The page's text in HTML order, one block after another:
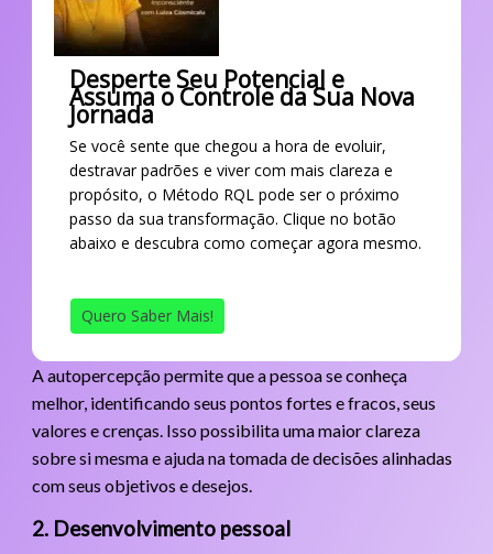
Desperte Seu Potencial e
Assuma o Controle da Sua Nova
Jornada
Se você sente que chegou a hora de evoluir,
destravar padrões e viver com mais clareza e
propósito, o Método RQL pode ser o próximo
passo da sua transformação. Clique no botão
abaixo e descubra como começar agora mesmo.
Quero Saber Mais!
A autopercepção permite que a pessoa se conheça
melhor, identificando seus pontos fortes e fracos, seus
valores e crenças. Isso possibilita uma maior clareza
sobre si mesma e ajuda na tomada de decisões alinhadas
com seus objetivos e desejos.
2. Desenvolvimento pessoal